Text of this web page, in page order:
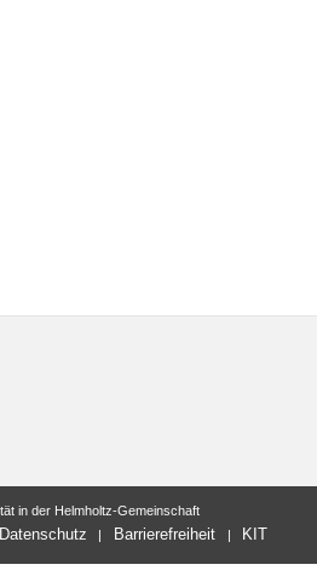
in der Helmholtz-Gemeinschaft
Datenschutz Barrierefreiheit KIT